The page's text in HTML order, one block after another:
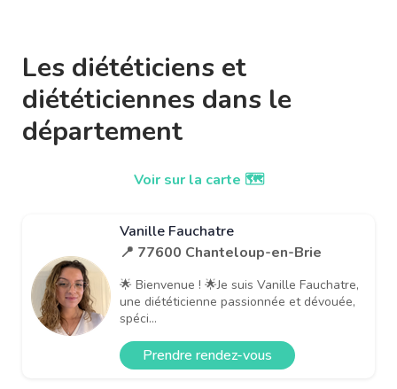
Les diététiciens et
diététiciennes dans le
département
Voir sur la carte 🗺️
Vanille Fauchatre
📍 77600 Chanteloup-en-Brie
🌟 Bienvenue ! 🌟Je suis Vanille Fauchatre,
une diététicienne passionnée et dévouée,
spéci...
Prendre rendez-vous